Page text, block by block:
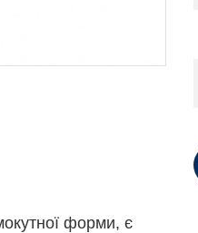
форми, є